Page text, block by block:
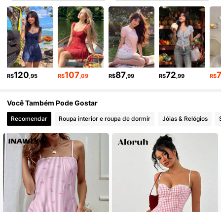
4,91 489K Seguidores
4,91 489K Seguidores
489K Seguidores
4,91 489K Seguidores
4,91 489K Seguidores
4,91 489K Seguidores
4,91 489K Seguidores
R$120 ,95 R$107 ,09 R$87 ,99 R$72 ,99 R$
Você Também Pode Gostar
Recomendar Roupa interior e roupa de dormir Jóias & Relógios